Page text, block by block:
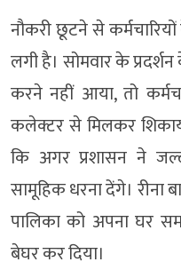
नौकरी छूटने से
लगी है। सोमवार के
करने नहीं आया, तो
कलेक्टर से मिलकर
कि अगर प्रशासन ने
सामूहिक धरना देंगे।
पालिका को अपना घर
बेघर कर दिया।